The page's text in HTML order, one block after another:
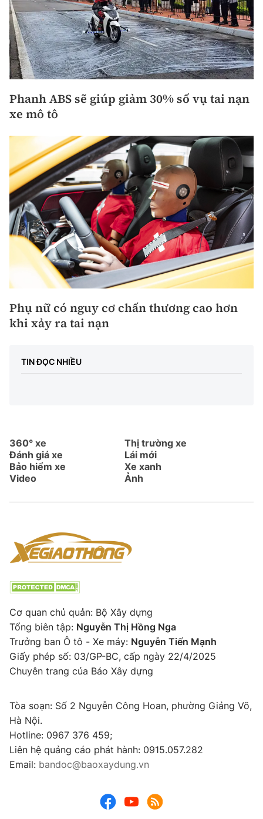
Phanh ABS sẽ giúp giảm 30% số vụ tai nạn
xe mô tô
Phụ nữ có nguy cơ chấn thương cao hơn
khi xảy ra tai nạn
TIN ĐỌC NHIỀU
360° xe
Thị trường xe
Đánh giá xe
Lái mới
Bảo hiểm xe
Xe xanh
Video
Ảnh
Cơ quan chủ quản: Bộ Xây dựng
Tổng biên tập: Nguyễn Thị Hồng Nga
Trưởng ban Ô tô - Xe máy: Nguyễn Tiến Mạnh
Giấy phép số: 03/GP-BC, cấp ngày 22/4/2025
Chuyên trang của Báo Xây dựng
Tòa soạn: Số 2 Nguyễn Công Hoan, phường Giảng Võ,
Hà Nội.
Hotline: 0967 376 459;
Liên hệ quảng cáo phát hành: 0915.057.282
Email: bandoc@baoxaydung.vn